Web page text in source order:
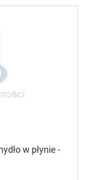
w płynie -